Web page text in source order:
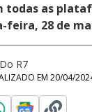
todas as
feira, 28 de
Do R7
EM 20/04/